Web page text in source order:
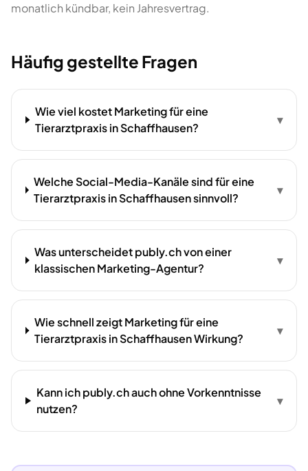
monatlich kündbar, kein Jahresvertrag.
Häufig gestellte Fragen
Wie viel kostet Marketing für eine
Tierarztpraxis in Schaffhausen?
▾
Welche Social-Media-Kanäle sind für eine
Tierarztpraxis in Schaffhausen sinnvoll?
▾
Was unterscheidet publy.ch von einer
klassischen Marketing-Agentur?
▾
Wie schnell zeigt Marketing für eine
Tierarztpraxis in Schaffhausen Wirkung?
▾
Kann ich publy.ch auch ohne Vorkenntnisse
nutzen?
▾